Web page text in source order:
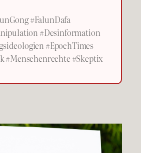
#FalunDafa
#Desinformation
#EpochTimes
#Menschenrechte #Skeptix